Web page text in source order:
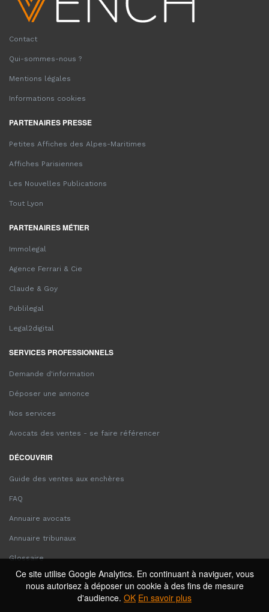
Ce site utilise Google Analytics. En continuant à naviguer, vous
nous autorisez à déposer un cookie à des fins de mesure
d'audience. OK En savoir plus
Contact
Qui-sommes-nous ?
Mentions légales
Informations cookies
PARTENAIRES PRESSE
Petites Affiches des Alpes-Maritimes
Affiches Parisiennes
Les Nouvelles Publications
Tout Lyon
PARTENAIRES MÉTIER
Immolegal
Agence Ferrari & Cie
Claude & Goy
Publilegal
Legal2digital
SERVICES PROFESSIONNELS
Demande d'information
Déposer une annonce
Nos services
Avocats des ventes - se faire référencer
DÉCOUVRIR
Guide des ventes aux enchères
FAQ
Annuaire avocats
Annuaire tribunaux
Glossaire